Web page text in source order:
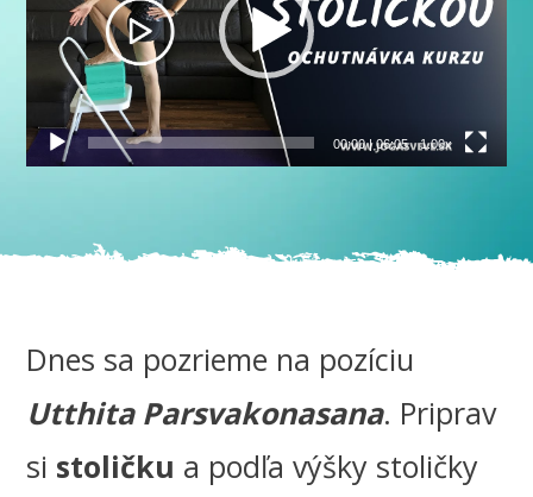
00:00|06:05 1.00x
Dnes sa pozrieme na pozíciu
Utthita Parsvakonasana. Priprav
si stoličku a podľa výšky stoličky